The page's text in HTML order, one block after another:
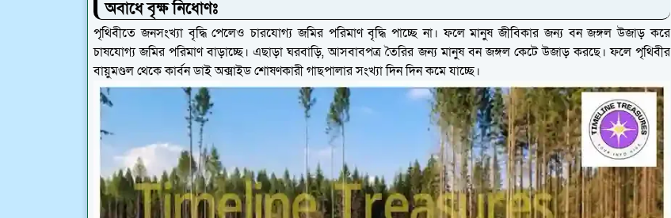
অবাধে বৃক্ষ নিধোণঃ
পৃথিবীতে জনসংখ্যা বৃদ্ধি পেলেও চারযোগ্য জমির পরিমাণ বৃদ্ধি পাচ্ছে না। ফলে মানুষ জীবিকার জন্য বন জঙ্গল উজাড় করে
চাষযোগ্য জমির পরিমাণ বাড়াচ্ছে। এছাড়া ঘরবাড়ি, আসবাবপত্র তৈরির জন্য মানুষ বন জঙ্গল কেটে উজাড় করছে। ফলে পৃথিবীর
বায়ুমণ্ডল থেকে কার্বন ডাই অক্সাইড শোষণকারী গাছপালার সংখ্যা দিন দিন কমে যাচ্ছে।